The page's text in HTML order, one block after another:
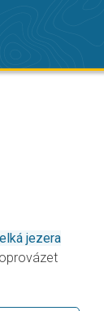
jezera